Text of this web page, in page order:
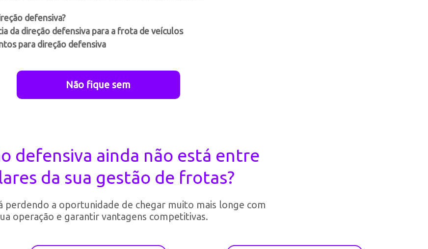
defensiva?
da direção defensiva para a frota de veículos
para direção defensiva
Não fique sem
defensiva ainda não está entre
da sua gestão de frotas?
perdendo a oportunidade de chegar muito mais longe com
operação e garantir vantagens competitivas.